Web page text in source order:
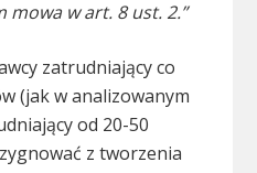
w art. 8 ust. 2.”
zatrudniający co
(jak w analizowanym
od 20-50
z tworzenia